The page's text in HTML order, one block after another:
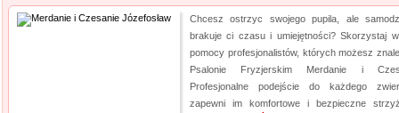
Chcesz ostrzyc swojego pupila, ale
brakuje ci czasu i umiejętności? Skorzystaj
pomocy profesjonalistów, których możesz
Psalonie Fryzjerskim Merdanie i
Profesjonalne podejście do każdego
zapewni im komfortowe i bezpieczne